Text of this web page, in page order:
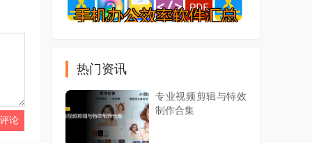
热门资讯
专业视频剪辑与特效
制作合集